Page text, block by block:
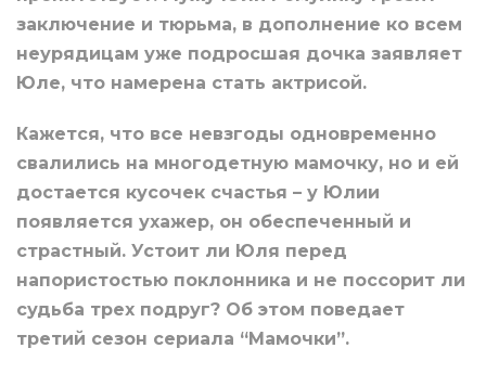
заключение и тюрьма, в дополнение ко всем
неурядицам уже подросшая дочка заявляет
Юле, что намерена стать актрисой.
Кажется, что все невзгоды одновременно
свалились на многодетную мамочку, но и ей
достается кусочек счастья – у Юлии
появляется ухажер, он обеспеченный и
страстный. Устоит ли Юля перед
напористостью поклонника и не поссорит ли
судьба трех подруг? Об этом поведает
третий сезон сериала “Мамочки”.